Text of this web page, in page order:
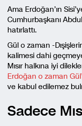
Ama Erdoğan’ın
Cumhurbaşkanı
hatırlattı.
Gül o zaman -
kalimesi dahi
Mısır halkına iyi
Erdoğan o zaman
ve kabul edilemez
Sadece